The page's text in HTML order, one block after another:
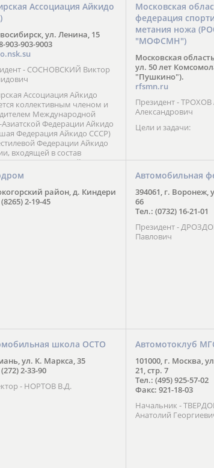
Ассоциация Айкидо
ул. Ленина, 15
903-903-9003
- СОСНОВСКИЙ Виктор
Ассоциация Айкидо
коллективным членом и
Международной
Азиатской Федерации Айкидо
Федерация Айкидо СССР)
Федерации Айкидо
входящей в состав
Совета Айкидо
президентом которого
С. В. Киреенко
Московская
федерация
метания ножа
"МОФСМН")
Московская
ул. 50 лет
"Пушкино").
rfsmn.ru
Президент - ТРОХОВ
Александрович
Цели и задачи:
район, д. Киндери
2-19-45
Автомобильная
394061, г. Воронеж,
66
Тел.: (0732) 16-21-01
Президент -
Павлович
школа ОСТО
ул. К. Маркса, 35
2-33-90
- НОРТОВ В.Д.
Автомотоклуб
101000, г. Москва,
21, стр. 7
Тел.: (495) 925-57-02
Факс: 921-18-03
Начальник -
Анатолий